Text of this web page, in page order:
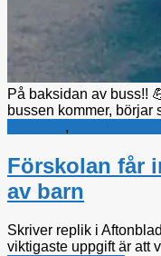
På baksidan av buss!!
bussen kommer, börjar
,
Förskolan får
av barn
Skriver replik i
viktigaste uppgift är att